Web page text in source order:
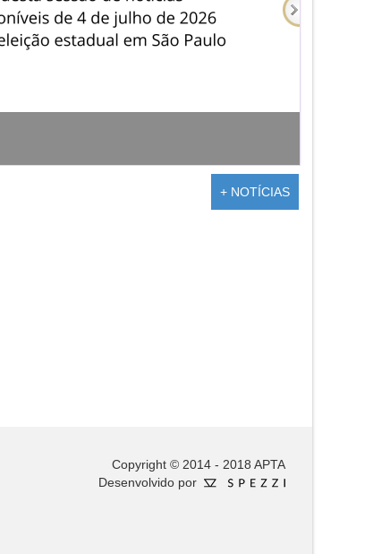
+ NOTÍCIAS
Copyright © 2014 - 2018 APTA
Desenvolvido por